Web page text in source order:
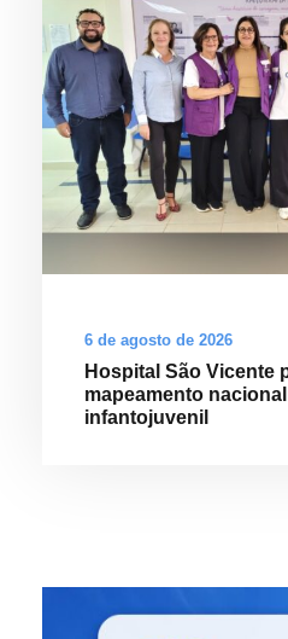
6 de agosto de 2026
Hospital São Vicente
mapeamento
infantojuvenil